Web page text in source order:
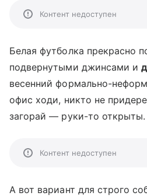
Контент недоступен
Белая футболка прекрасно
подвернутыми джинсами и
весенний формально-
офис ходи, никто не
загорай — руки-то открыты.
Контент недоступен
А вот вариант для строго